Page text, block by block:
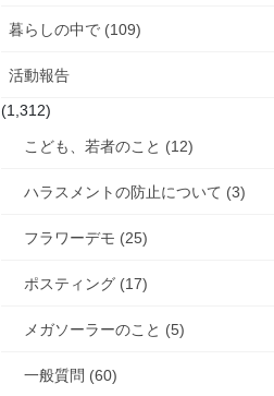
暮らしの中で (109)
活動報告
(1,312)
こども、若者のこと (12)
ハラスメントの防止について (3)
フラワーデモ (25)
ポスティング (17)
メガソーラーのこと (5)
一般質問 (60)